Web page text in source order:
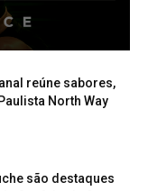
reúne sabores,
North Way
são destaques